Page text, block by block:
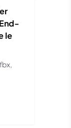
le